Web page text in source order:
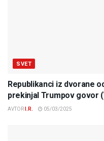
SVET
Republikanci iz dvorane
prekinjal Trumpov govor
AVTOR I.R. 05/03/2025